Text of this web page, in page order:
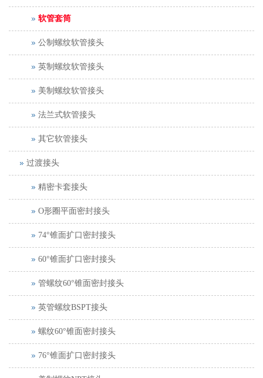
软管套筒
公制螺纹软管接头
英制螺纹软管接头
美制螺纹软管接头
法兰式软管接头
其它软管接头
过渡接头
精密卡套接头
O形圈平面密封接头
74°锥面扩口密封接头
60°锥面扩口密封接头
管螺纹60°锥面密封接头
英管螺纹BSPT接头
螺纹60°锥面密封接头
76°锥面扩口密封接头